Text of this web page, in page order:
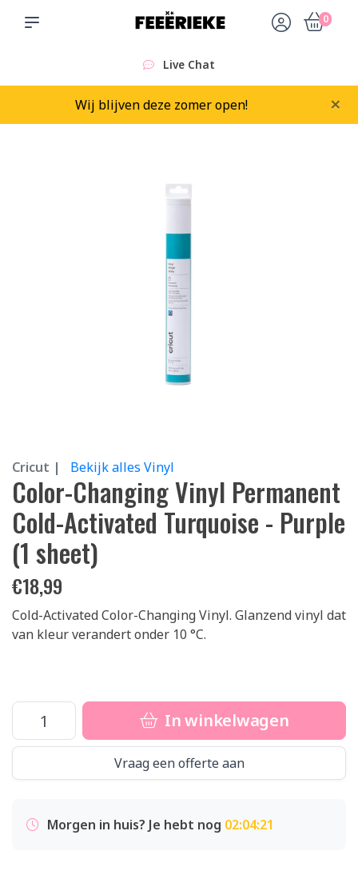
0
Live Chat
Wij blijven deze zomer open! ×
Cricut | Bekijk alles Vinyl
Color-Changing Vinyl Permanent
Cold-Activated Turquoise - Purple
(1 sheet)
€18,99
Cold-Activated Color-Changing Vinyl. Glanzend vinyl dat
van kleur verandert onder 10 °C.
In winkelwagen
Vraag een offerte aan
Morgen in huis? Je hebt nog 02:04:20